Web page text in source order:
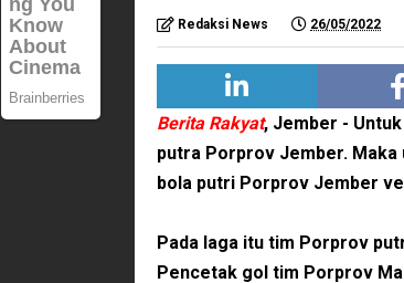
Redaksi News 26/05/2022
Berita Rakyat, Jember -
putra Porprov Jember.
bola putri Porprov Jember
Pada laga itu tim Porprov
Pencetak gol tim Porprov